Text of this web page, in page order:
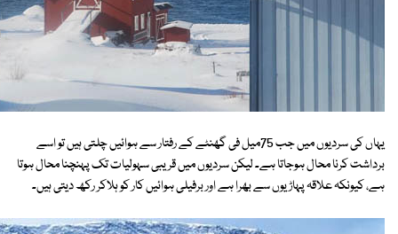
یہاں کی سردیوں میں جب 75میل فی گھنٹے کے رفتار سے ہوائیں چلتی ہیں تو اسے
برداشت کرنا محال ہوجاتا ہے۔ لیکن سردیوں میں قریبی سہولیات تک پہنچنا محال ہوتا
ہے، کیونکہ علاقہ پہاڑیوں سے بھرا ہے اور برفیلی ہوائیں کار کو ہلاکر رکھ دیتی ہیں۔